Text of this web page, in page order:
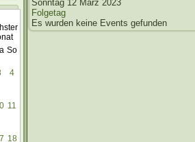
So
4
11
18
Sonntag 12 März 2023
Folgetag
Es wurden keine Events gefunden